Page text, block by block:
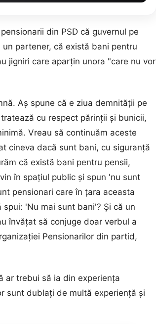
din PSD că guvernul pe
partener, că există bani pentru
jigniri care aparţin unora "care nu vor
Aş spune că e ziua demnităţii pe
cu respect părinţii şi bunicii,
Vreau să continuăm aceste
cineva dacă sunt bani, cu siguranţă
că există bani pentru pensii,
în spaţiul public şi spun 'nu sunt
pensionari care în ţara aceasta
'Nu mai sunt bani'? Şi că un
învăţat să conjuge doar verbul a
Pensionarilor din partid,
ar trebui să ia din experienţa
sunt dublaţi de multă experienţă şi